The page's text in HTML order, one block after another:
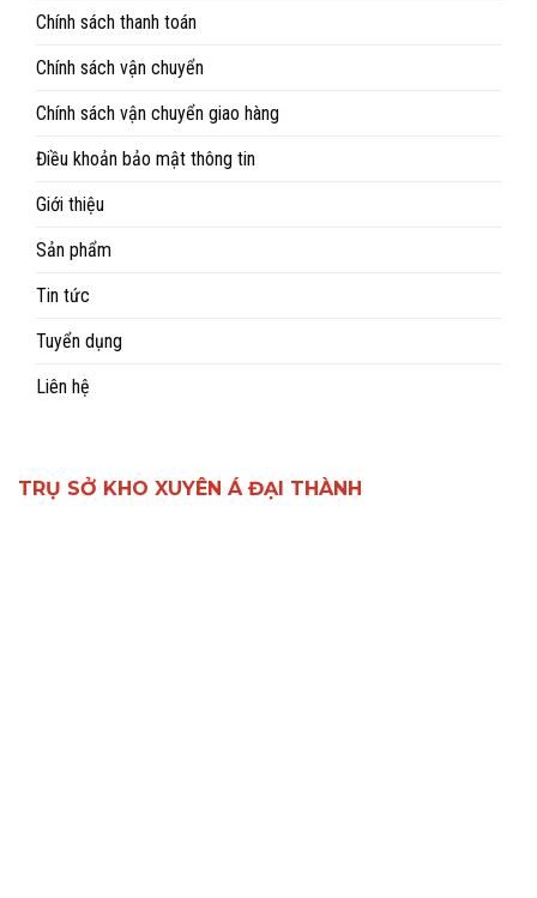
Chính sách thanh toán
Chính sách vận chuyển
Chính sách vận chuyển giao hàng
Điều khoản bảo mật thông tin
Giới thiệu
Sản phẩm
Tin tức
Tuyển dụng
Liên hệ
TRỤ SỞ KHO XUYÊN Á ĐẠI THÀNH